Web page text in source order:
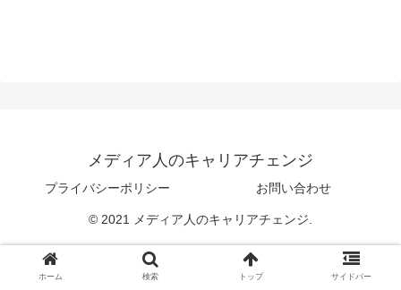
メディア人のキャリアチェンジ
プライバシーポリシー お問い合わせ
© 2021 メディア人のキャリアチェンジ.
ホーム 検索 トップ サイドバー